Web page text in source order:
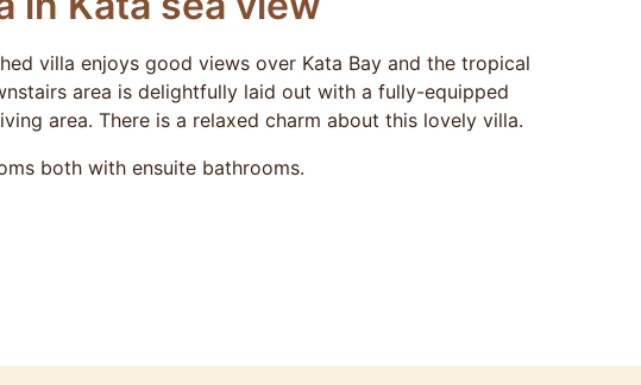
villa enjoys good views over Kata Bay and the tropical
area is delightfully laid out with a fully-equipped
area. There is a relaxed charm about this lovely villa.
both with ensuite bathrooms.